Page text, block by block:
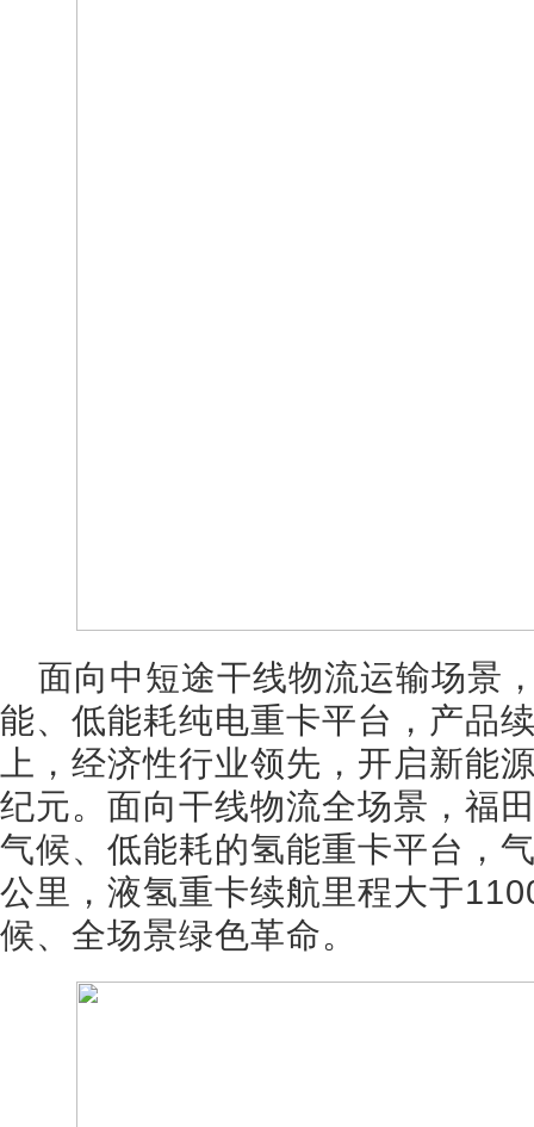
面向中短途干线物流运输场景
能、低能耗纯电重卡平台，产品
上，经济性行业领先，开启新能
纪元。面向干线物流全场景，福
气候、低能耗的氢能重卡平台，
公里，液氢重卡续航里程大于
候、全场景绿色革命。